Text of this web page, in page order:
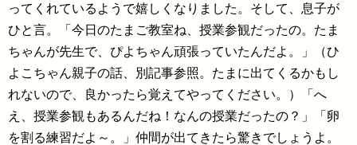
ってくれているようで嬉しくなりました。そして、息子が
ひと言。「今日のたまご教室ね、授業参観だったの。たま
ちゃんが先生で、ぴよちゃん頑張っていたんだよ。」（ひ
よこちゃん親子の話、別記事参照。たまに出てくるかもし
れないので、良かったら覚えてやってください。）「へ
え、授業参観もあるんだね！なんの授業だったの？」「卵
を割る練習だよ～。」仲間が出てきたら驚きでしょうよ。